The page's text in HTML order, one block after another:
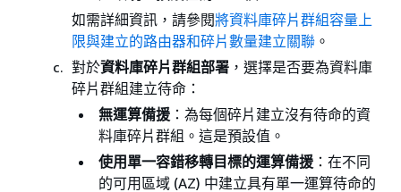
如需詳細資訊，請參閱將資料庫碎片群組容量上
限與建立的路由器和碎片數量建立關聯 。
對於資料庫碎片群組部署 ，選擇是否要為資料庫
碎片群組建立待命：
無運算備援 ：為每個碎片建立沒有待命的資
料庫碎片群組。這是預設值。
使用單一容錯移轉目標的運算備援 ：在不同
的可用區域 (AZ) 中建立具有單一運算待命的